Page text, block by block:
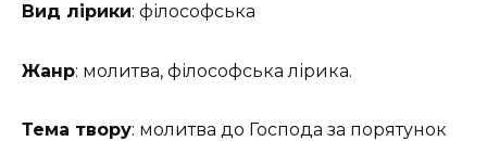
Вид лірики: філософська
Жанр: молитва, філософська лірика.
Тема твору: молитва до Господа за порятунок